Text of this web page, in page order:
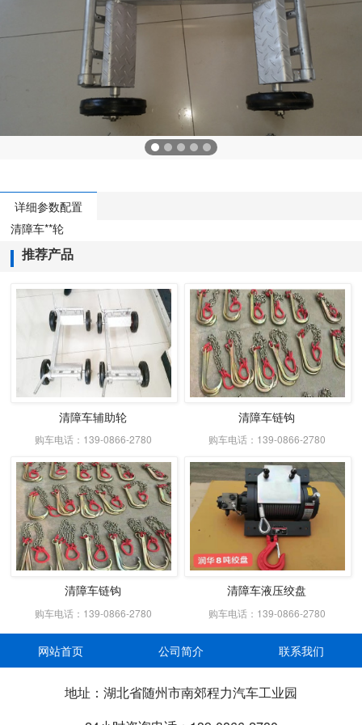
详细参数配置
清障车**轮
推荐产品
清障车辅助轮
购车电话：139-0866-2780
清障车链钩
购车电话：139-0866-2780
清障车链钩
购车电话：139-0866-2780
清障车液压绞盘
购车电话：139-0866-2780
网站首页 公司简介 联系我们
地址：湖北省随州市南郊程力汽车工业园